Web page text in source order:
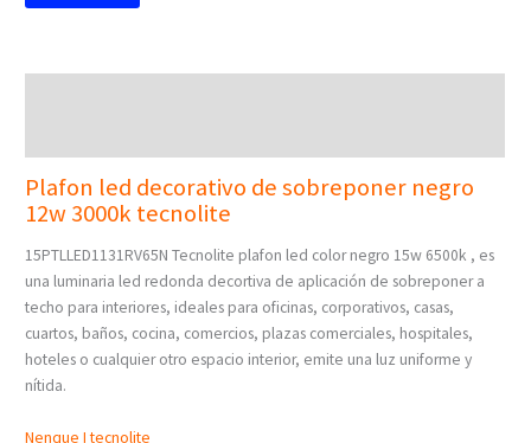
Plafon led decorativo de sobreponer negro
12w 3000k tecnolite
15PTLLED1131RV65N Tecnolite plafon led color negro 15w 6500k , es
una luminaria led redonda decortiva de aplicación de sobreponer a
techo para interiores, ideales para oficinas, corporativos, casas,
cuartos, baños, cocina, comercios, plazas comerciales, hospitales,
hoteles o cualquier otro espacio interior, emite una luz uniforme y
nítida.
Nenque I tecnolite